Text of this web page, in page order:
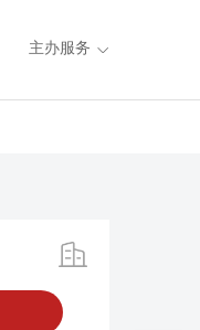
主办服务 